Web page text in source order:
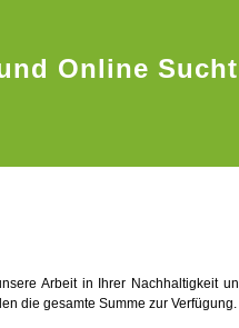
Online Sucht
Arbeit in Ihrer Nachhaltigkeit
die gesamte Summe zur Verfügung.